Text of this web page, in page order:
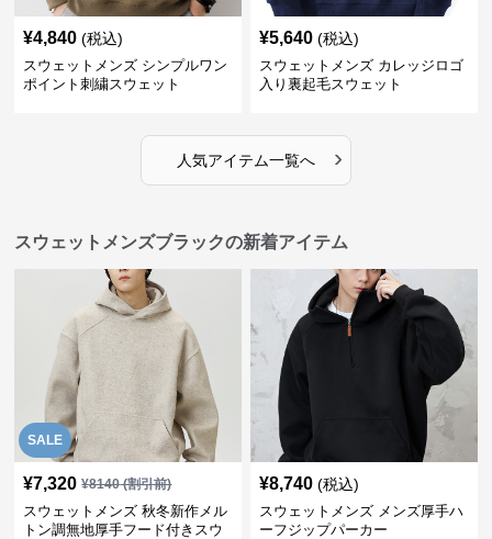
¥4,840 (税込)
スウェットメンズ シンプルワン
ポイント刺繍スウェット
¥5,640 (税込)
スウェットメンズ カレッジロゴ
入り裏起毛スウェット
人気アイテム一覧へ ›
スウェットメンズブラックの新着アイテム
SALE
¥7,320 ¥8140(割引前)
スウェットメンズ 秋冬新作メル
トン調無地厚手フード付きスウ
¥8,740 (税込)
スウェットメンズ メンズ厚手ハ
ーフジップパーカー